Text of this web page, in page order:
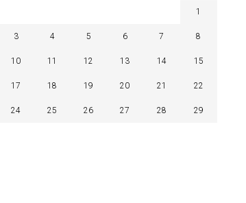
1
3 4 5 6 7 8
10 11 12 13 14 15
17 18 19 20 21 22
24 25 26 27 28 29